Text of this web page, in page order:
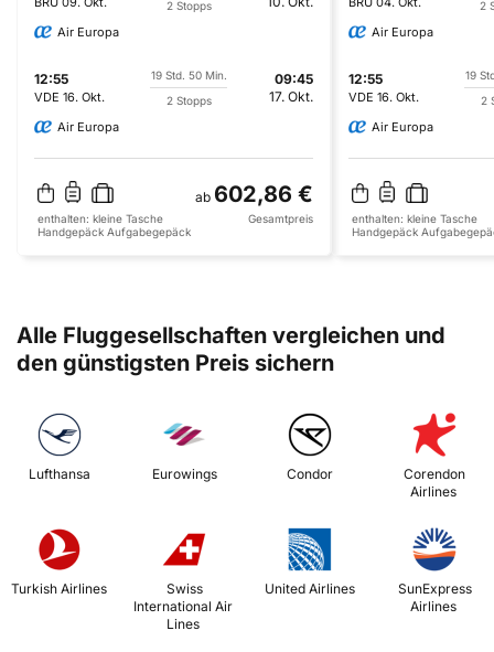
2 Stopps
Air Europa
12:55
VDE 16. Okt.
19 Std. 50 Min.
2 Stopps
09:45
17. Okt.
Air Europa
ab 602,86 €
enthalten: kleine Tasche
Handgepäck Aufgabegepäck
Gesamtpreis
2
Air Europa
12:55
VDE 16. Okt.
19
2
Air Europa
enthalten: kleine Tasche
Handgepäck
Alle Fluggesellschaften vergleichen und
den günstigsten Preis sichern
Lufthansa Eurowings Condor
Corendon
Airlines
Turkish Airlines
International Air
Lines
United Airlines
Airlines